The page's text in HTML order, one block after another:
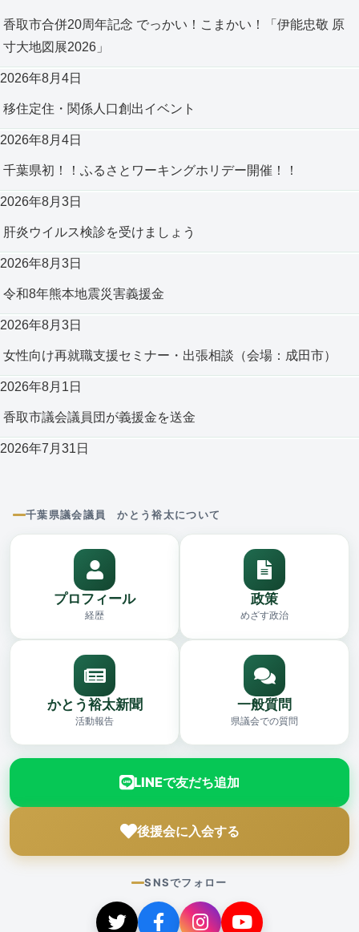
香取市合併20周年記念 でっかい！こまかい！「伊能忠敬 原
寸大地図展2026」
2026年8月4日
移住定住・関係人口創出イベント
2026年8月4日
千葉県初！！ふるさとワーキングホリデー開催！！
2026年8月3日
肝炎ウイルス検診を受けましょう
2026年8月3日
令和8年熊本地震災害義援金
2026年8月3日
女性向け再就職支援セミナー・出張相談（会場：成田市）
2026年8月1日
香取市議会議員団が義援金を送金
2026年7月31日
千葉県議会議員 かとう裕太について
プロフィール
経歴
政策
めざす政治
かとう裕太新聞
活動報告
一般質問
県議会での質問
LINEで友だち追加
後援会に入会する
SNSでフォロー